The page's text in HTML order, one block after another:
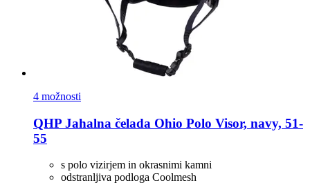
4 možnosti
QHP Jahalna čelada Ohio Polo Visor, navy, 51-​
55
s polo vizirjem in okrasnimi kamni
odstranljiva podloga Coolmesh